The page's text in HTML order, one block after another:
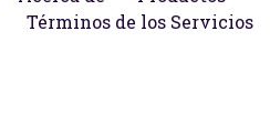
Términos de los Servicios